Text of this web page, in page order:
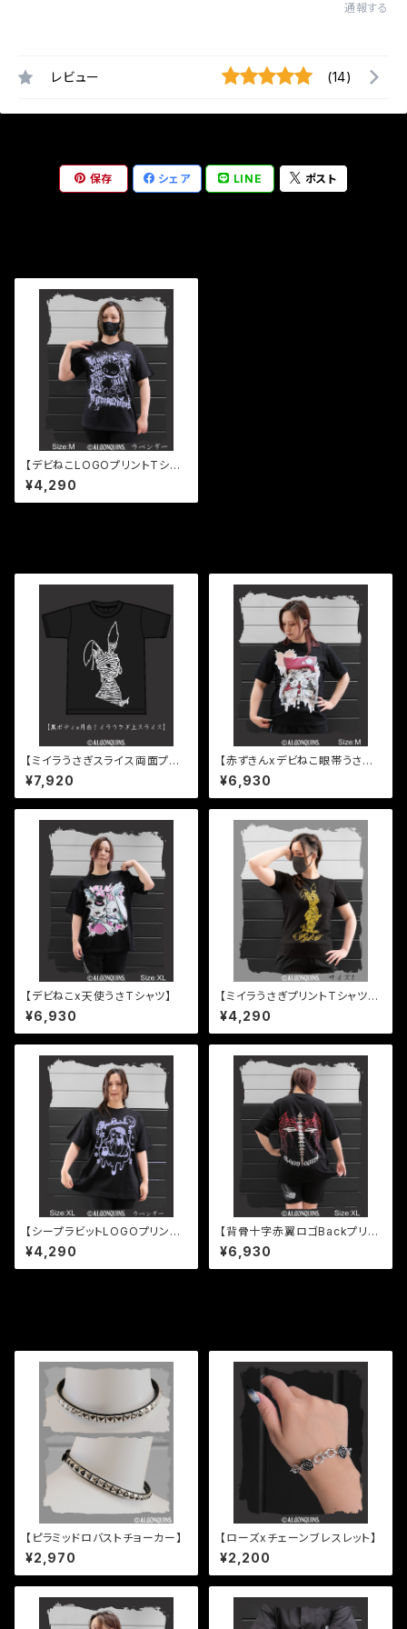
通報する
レビュー (14)
保存 シェア LINE ポスト
【デビねこLOGOプリントTシャ
ツ】
¥4,290
【ミイラうさぎスライス両面プリ
ントTシャツ】
¥7,920
【赤ずきんxデビねこ眼帯うさT
シャツ】
¥6,930
【デビねこx天使うさTシャツ】
¥6,930
【ミイラうさぎプリントTシャツ進
化版】
¥4,290
【シープラビットLOGOプリント
Tシャツ】
¥4,290
【背骨十字赤翼ロゴBackプリン
トTシャツ】
¥6,930
【ピラミッドロバストチョーカー】
¥2,970
【ローズxチェーンブレスレット】
¥2,200